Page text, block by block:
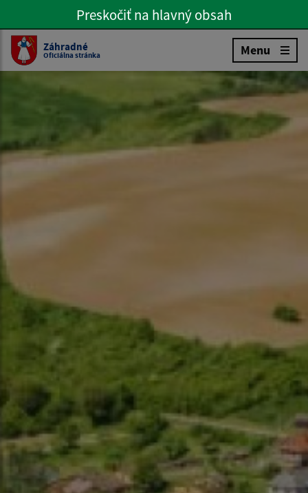
Preskočiť na hlavné menu
Preskočiť na hlavný obsah
Slovenčina
Záhradné
Oficiálna stránka Menu